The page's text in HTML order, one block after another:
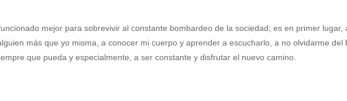
mejor para sobrevivir al constante bombardeo de la sociedad; es en primer
más que yo misma, a conocer mi cuerpo y aprender a escucharlo, a no olvidarme
que pueda y especialmente, a ser constante y disfrutar el nuevo camino.